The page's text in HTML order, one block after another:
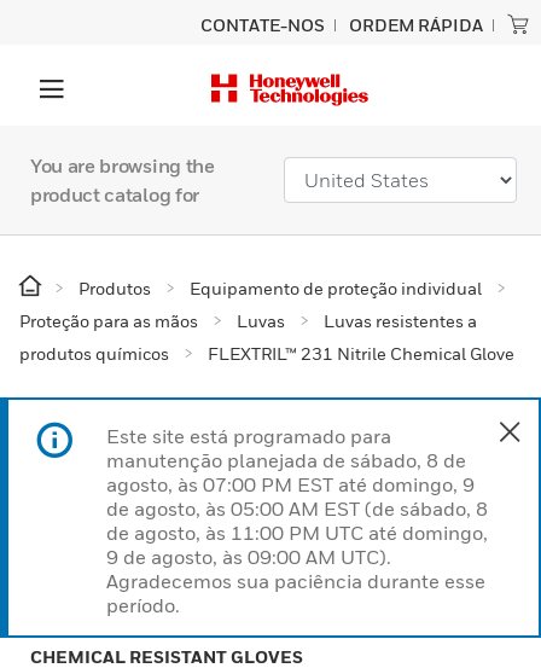
CONTATE-NOS ORDEM RÁPIDA
You are browsing the
product catalog for
Produtos
Equipamento de proteção individual
Proteção para as mãos
Luvas
Luvas resistentes a
produtos químicos
FLEXTRIL™ 231 Nitrile Chemical Glove
Este site está programado para
manutenção planejada de sábado, 8 de
agosto, às 07:00 PM EST até domingo, 9
de agosto, às 05:00 AM EST (de sábado, 8
de agosto, às 11:00 PM UTC até domingo,
9 de agosto, às 09:00 AM UTC).
Agradecemos sua paciência durante esse
período.
CHEMICAL RESISTANT GLOVES